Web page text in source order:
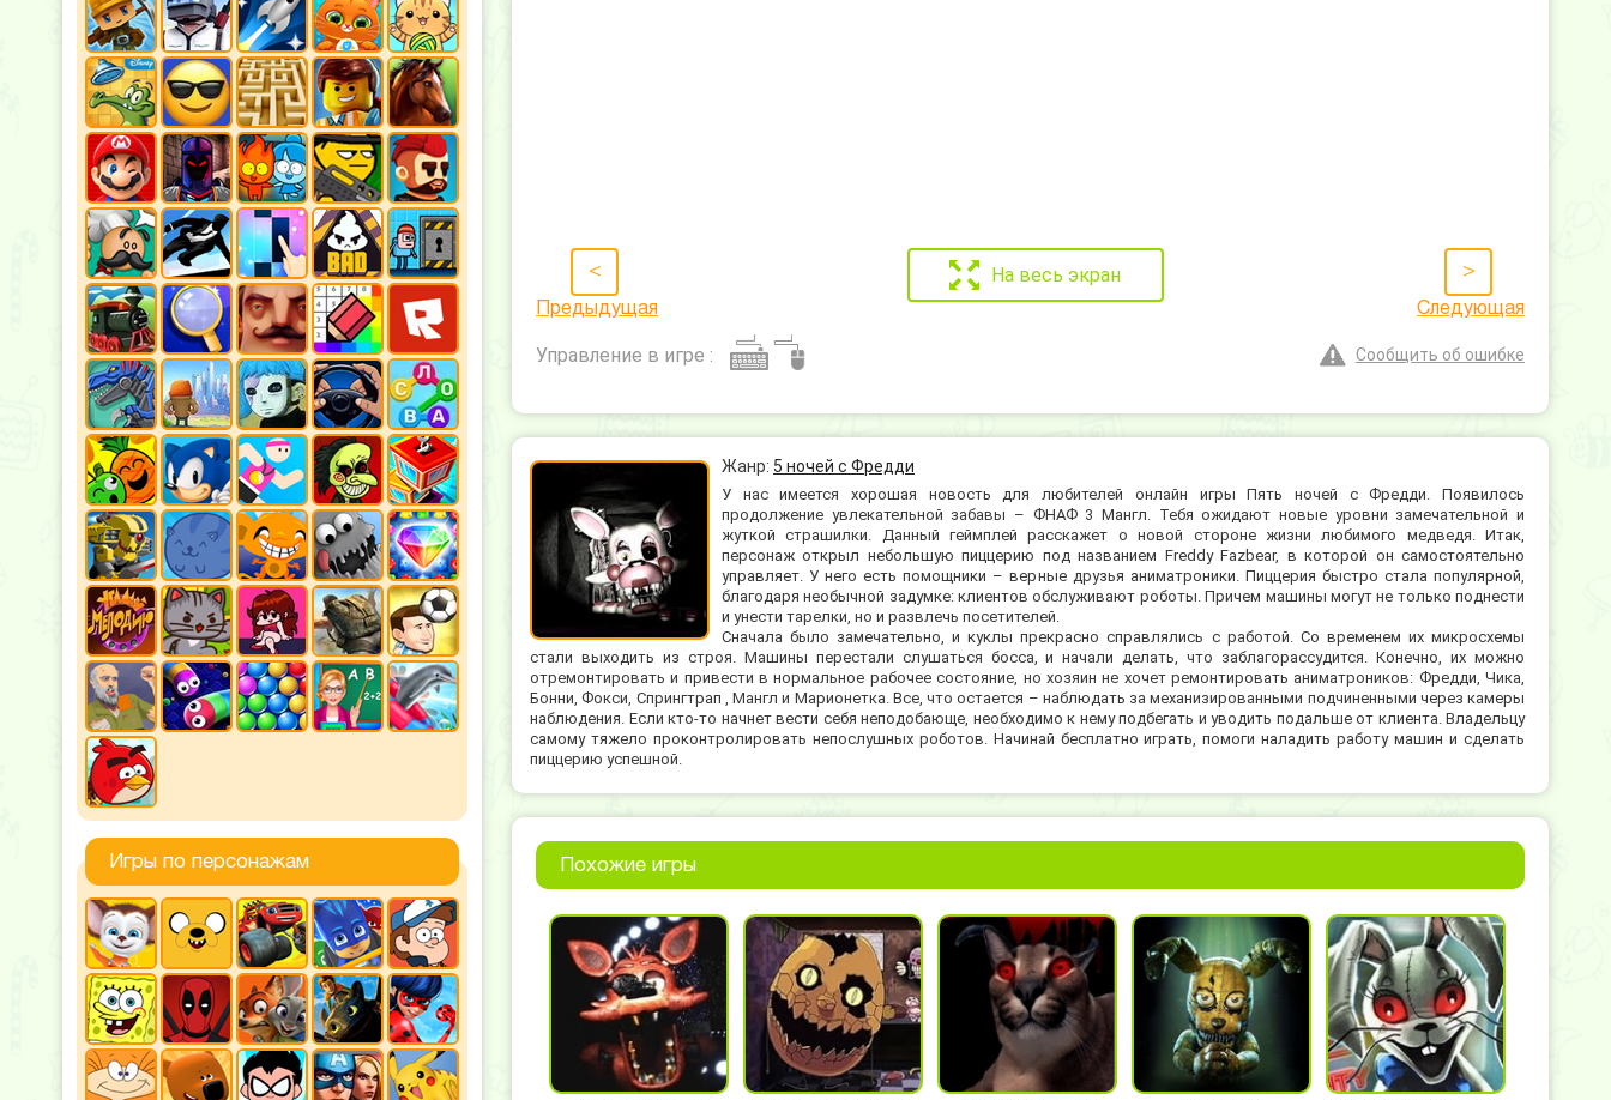
Игры по персонажам
<
Предыдущая
На весь экран >
Следующая
Управление в игре : Сообщить об ошибке
Жанр: 5 ночей с Фредди
У нас имеется хорошая новость для любителей онлайн игры Пять ночей с Фредди. Появилось
продолжение увлекательной забавы – ФНАФ 3 Мангл. Тебя ожидают новые уровни замечательной и
жуткой страшилки. Данный геймплей расскажет о новой стороне жизни любимого медведя. Итак,
персонаж открыл небольшую пиццерию под названием Freddy Fazbear, в которой он самостоятельно
управляет. У него есть помощники – верные друзья аниматроники. Пиццерия быстро стала популярной,
благодаря необычной задумке: клиентов обслуживают роботы. Причем машины могут не только поднести
и унести тарелки, но и развлечь посетителей.
Сначала было замечательно, и куклы прекрасно справлялись с работой. Со временем их микросхемы
стали выходить из строя. Машины перестали слушаться босса, и начали делать, что заблагорассудится. Конечно, их можно
отремонтировать и привести в нормальное рабочее состояние, но хозяин не хочет ремонтировать аниматроников: Фредди, Чика,
Бонни, Фокси, Спрингтрап , Мангл и Марионетка. Все, что остается – наблюдать за механизированными подчиненными через камеры
наблюдения. Если кто-то начнет вести себя неподобающе, необходимо к нему подбегать и уводить подальше от клиента. Владельцу
самому тяжело проконтролировать непослушных роботов. Начинай бесплатно играть, помоги наладить работу машин и сделать
пиццерию успешной.
Похожие игры